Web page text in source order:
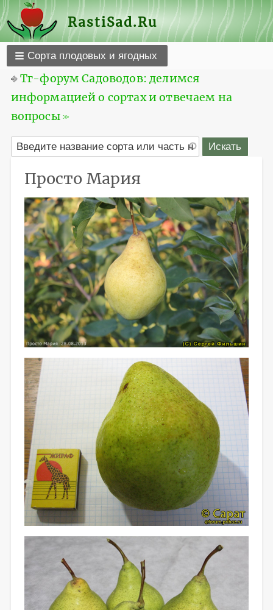
RastiSad.Ru
Сорта плодовых и ягодных
⎆Тг-форум Садоводов: делимся
информацией о сортах и отвечаем на
вопросы ≫
Просто Мария